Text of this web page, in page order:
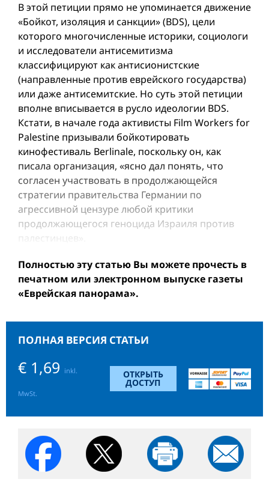
В этой петиции прямо не упоминается движение
«Бойкот, изоляция и санкции» (BDS), цели
которого многочисленные историки, социологи
и исследователи антисемитизма
классифицируют как антисионистские
(направленные против еврейского государства)
или даже антисемитские. Но суть этой петиции
вполне вписывается в русло идеологии BDS.
Кстати, в начале года активисты Film Workers for
Palestine призывали бойкотировать
кинофестиваль Berlinale, поскольку он, как
писала организация, «ясно дал понять, что
согласен участвовать в продолжающейся
стратегии правительства Германии по
агрессивной цензуре любой критики
продолжающегося геноцида Израиля против
Полностью эту статью Вы можете прочесть в
печатном или электронном выпуске газеты
«Еврейская панорама».
ПОЛНАЯ ВЕРСИЯ СТАТЬИ
€ 1,69 inkl.
MwSt.
ОТКРЫТЬ
ДОСТУП